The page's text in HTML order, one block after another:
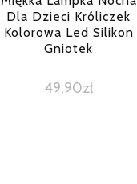
Dla Dzieci Króliczek
Kolorowa Led Silikon
Gniotek
49,90zł